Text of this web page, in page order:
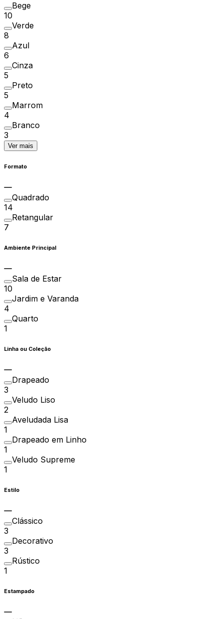
Bege
10
Verde
8
Azul
6
Cinza
5
Preto
5
Marrom
4
Branco
3
Ver mais
Formato
Quadrado
14
Retangular
7
Ambiente Principal
Sala de Estar
10
Jardim e Varanda
4
Quarto
1
Linha ou Coleção
Drapeado
3
Veludo Liso
2
Aveludada Lisa
1
Drapeado em Linho
1
Veludo Supreme
1
Estilo
Clássico
3
Decorativo
3
Rústico
1
Estampado